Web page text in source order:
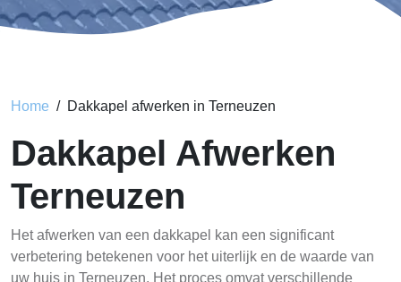
Home Dakkapel afwerken in Terneuzen
Dakkapel Afwerken
Terneuzen
Het afwerken van een dakkapel kan een significant
verbetering betekenen voor het uiterlijk en de waarde van
uw huis in Terneuzen. Het proces omvat verschillende